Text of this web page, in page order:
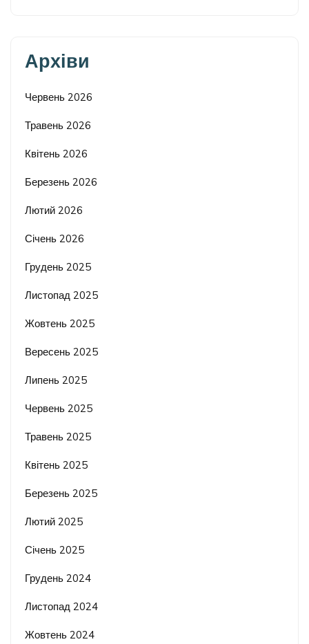
Архіви
Червень 2026
Травень 2026
Квітень 2026
Березень 2026
Лютий 2026
Січень 2026
Грудень 2025
Листопад 2025
Жовтень 2025
Вересень 2025
Липень 2025
Червень 2025
Травень 2025
Квітень 2025
Березень 2025
Лютий 2025
Січень 2025
Грудень 2024
Листопад 2024
Жовтень 2024